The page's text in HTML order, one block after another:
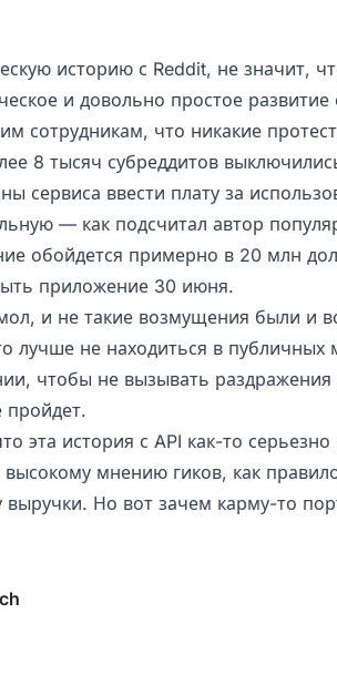
историю с Reddit, не значит,
и довольно простое развитие
сотрудникам, что никакие
8 тысяч субреддитов
сервиса ввести плату за
— как подсчитал автор
обойдется примерно в 20 млн
приложение 30 июня.
и не такие возмущения были и
лучше не находиться в публичных
чтобы не вызывать раздражения
пройдет.
эта история с API как-то
мнению гиков, как
выручки. Но вот зачем карму-то